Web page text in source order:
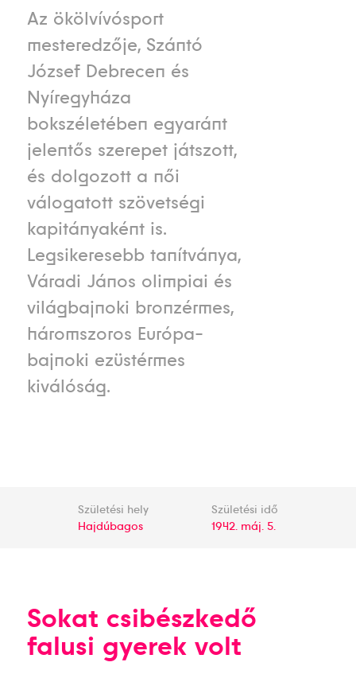
Az ökölvívósport
mesteredzője, Szántó
József Debrecen és
Nyíregyháza
bokszéletében egyaránt
jelentős szerepet játszott,
és dolgozott a női
válogatott szövetségi
kapitányaként is.
Legsikeresebb tanítványa,
Váradi János olimpiai és
világbajnoki bronzérmes,
háromszoros Európa-
bajnoki ezüstérmes
kiválóság.
Születési hely
Hajdúbagos
Születési idő
1942. máj. 5.
Sokat csibészkedő
falusi gyerek volt